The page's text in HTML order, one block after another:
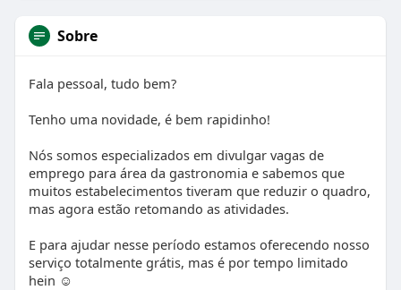
Sobre
Fala pessoal, tudo bem?
Tenho uma novidade, é bem rapidinho!
Nós somos especializados em divulgar vagas de
emprego para área da gastronomia e sabemos que
muitos estabelecimentos tiveram que reduzir o quadro,
mas agora estão retomando as atividades.
E para ajudar nesse período estamos oferecendo nosso
serviço totalmente grátis, mas é por tempo limitado
hein ☺